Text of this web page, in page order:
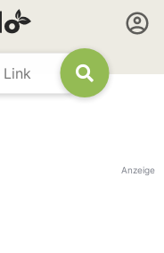
Anzeige